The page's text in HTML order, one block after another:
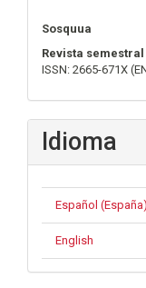
Sosquua
Revista
ISSN: 2665-671X
Idioma
Español (España)
English